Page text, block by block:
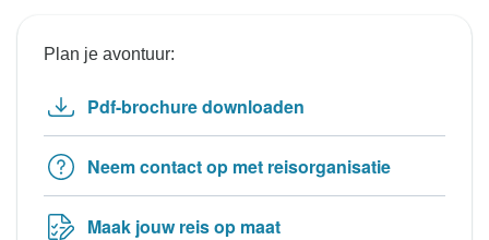
Plan je avontuur:
Pdf-brochure downloaden
Neem contact op met reisorganisatie
Maak jouw reis op maat